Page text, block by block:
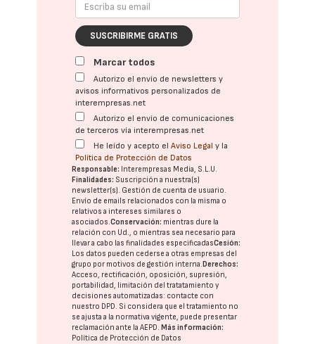
SUSCRIBIRME GRATIS
Marcar todos
Autorizo el envío de newsletters y
avisos informativos personalizados de
interempresas.net
Autorizo el envío de comunicaciones
de terceros vía interempresas.net
He leído y acepto elAviso Legal y la
Política de Protección de Datos
Responsable: Interempresas Media, S.L.U.
Finalidades: Suscripción a nuestra(s)
newsletter(s). Gestión de cuenta de usuario.
Envío de emails relacionados con la misma o
relativos a intereses similares o
asociados.Conservación: mientras dure la
relación con Ud., o mientras sea necesario para
llevar a cabo las finalidades especificadasCesión:
Los datos pueden cederse a otras empresas del
grupo por motivos de gestión interna.Derechos:
Acceso, rectificación, oposición, supresión,
portabilidad, limitación del tratatamiento y
decisiones automatizadas: contacte con
nuestro DPD. Si considera que el tratamiento no
se ajusta a la normativa vigente, puede presentar
reclamación ante laAEPD.Más información:
Política de Protección de Datos